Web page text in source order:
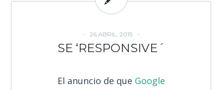
26 ABRIL, 2015
SE ‘RESPONSIVE´
El anuncio de que Google